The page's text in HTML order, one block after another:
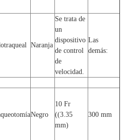
Naranja
Se trata de
un
dispositivo
de control
de
velocidad.
Las
demás:
Negro
10 Fr
((3.35
mm)
300 mm